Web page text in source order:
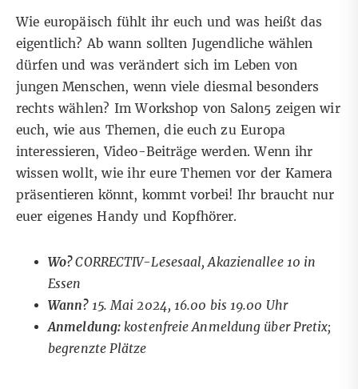
Wie europäisch fühlt ihr euch und was heißt das
eigentlich? Ab wann sollten Jugendliche wählen
dürfen und was verändert sich im Leben von
jungen Menschen, wenn viele diesmal besonders
rechts wählen? Im Workshop von Salon5 zeigen wir
euch, wie aus Themen, die euch zu Europa
interessieren, Video-Beiträge werden. Wenn ihr
wissen wollt, wie ihr eure Themen vor der Kamera
präsentieren könnt, kommt vorbei! Ihr braucht nur
euer eigenes Handy und Kopfhörer.
Wo?CORRECTIV-Lesesaal, Akazienallee 10 in
Essen
Wann?15. Mai 2024, 16.00 bis 19.00 Uhr
Anmeldung: kostenfreie Anmeldung über Pretix;
begrenzte Plätze